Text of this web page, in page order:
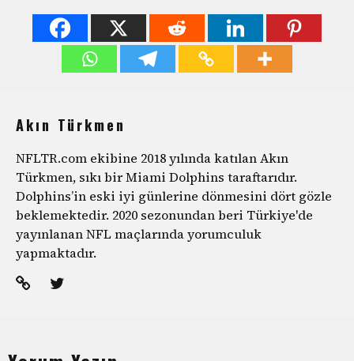
Akın Türkmen
NFLTR.com ekibine 2018 yılında katılan Akın
Türkmen, sıkı bir Miami Dolphins taraftarıdır.
Dolphins’in eski iyi günlerine dönmesini dört gözle
beklemektedir. 2020 sezonundan beri Türkiye'de
yayınlanan NFL maçlarında yorumculuk
yapmaktadır.